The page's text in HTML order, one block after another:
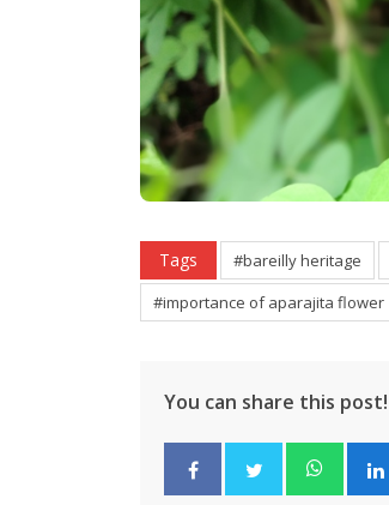
Tags #bareilly heritage
#importance of aparajita flower
You can share this post!